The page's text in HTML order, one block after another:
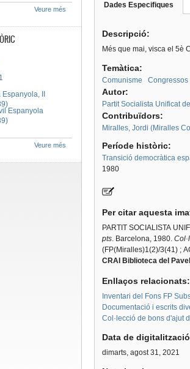
Dades Especifiques
Descripció:
Més que mai, visca el 5è
Temàtica:
Comunisme Congressos
Autor:
Partit Socialista Unificat
Contribuïdors:
Miralles, Jordi (Miralles
Període històric:
Transició democràtica
1980
Per citar aquesta
PARTIT SOCIALISTA
pts. Barcelona, 1980.
(FP(Miralles)1(2)/3(41) ;
CRAI Biblioteca del
Enllaços
Inventari del Fons FP
Documentació i escrits
Col·lecció de bons d'ajut
Data de
dimarts, agost 31, 2021
Veure més
II
Espanyola
Veure més